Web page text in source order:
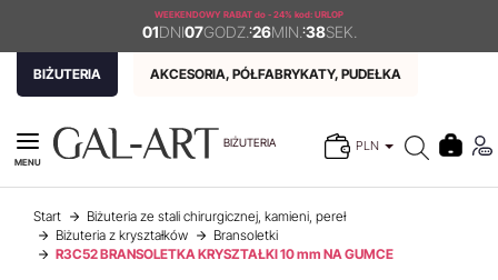
WEEKENDOWY RABAT do - 24% kod: URLOP
01DNI07GODZ. :26MIN. :37SEK.
BIŻUTERIA AKCESORIA, PÓŁFABRYKATY, PUDEŁKA
BIŻUTERIA PLN
MENU
Start
Biżuteria ze stali chirurgicznej, kamieni, pereł
Biżuteria z kryształków
Bransoletki
R3C52 BRANSOLETKA KRYSZTAŁKI 10 mm NA GUMCE